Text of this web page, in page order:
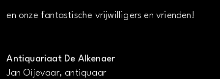
en onze fantastische vrijwilligers en vrienden!
Antiquariaat De Alkenaer
Jan Oijevaar, antiquaar